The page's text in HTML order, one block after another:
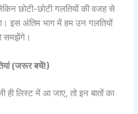
छोटी-छोटी गलतियों की वजह से
इस अंतिम भाग में हम उन गलतियों
समझेंगे।
(जरूर बचें!)
लिस्ट में आ जाए, तो इन बातों का